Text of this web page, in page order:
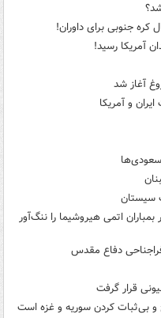
کره جنوبی برای داوران!
آمریکا رسید!
آغاز شد
و آمریکا
سیستان
اتمی هیروشیما را ننگ‌آور
دفاع مقدس
قرار گرفت
و بی‌ثبات کردن سوریه و غزه است